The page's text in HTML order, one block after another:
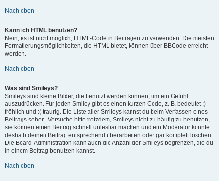
Nach oben
Kann ich HTML benutzen?
Nein, es ist nicht möglich, HTML-Code in Beiträgen zu verwenden. Die meisten
Formatierungsmöglichkeiten, die HTML bietet, können über BBCode erreicht
werden.
Nach oben
Was sind Smileys?
Smileys sind kleine Bilder, die benutzt werden können, um ein Gefühl
auszudrücken. Für jeden Smiley gibt es einen kurzen Code, z. B. bedeutet :)
fröhlich und :( traurig. Die Liste aller Smileys kannst du beim Verfassen eines
Beitrags sehen. Versuche bitte trotzdem, Smileys nicht zu häufig zu benutzen,
sie können einen Beitrag schnell unlesbar machen und ein Moderator könnte
deshalb deinen Beitrag entsprechend überarbeiten oder gar komplett löschen.
Die Board-Administration kann auch die Anzahl der Smileys begrenzen, die du
in einem Beitrag benutzen kannst.
Nach oben